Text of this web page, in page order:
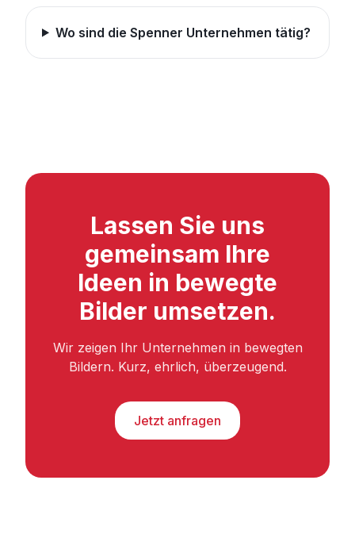
Wo sind die Spenner Unternehmen tätig?
Lassen Sie uns
gemeinsam Ihre
Ideen in bewegte
Bilder umsetzen.
Wir zeigen Ihr Unternehmen in bewegten
Bildern. Kurz, ehrlich, überzeugend.
Jetzt anfragen